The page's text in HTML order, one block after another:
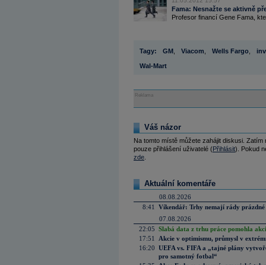
Fama: Nesnažte se aktivně
Profesor financí Gene Fama,
Tagy: GM Viacom Wells Fargo
Wal-Mart
Reklama
Váš názor
Na tomto místě můžete zahájit diskusi.
pouze přihlášení uživatelé (Přihlásit). Pokud
zde
Aktuální komentáře
08.08.2026
8:41
Víkendář: Trhy nemají rády prázdné
07.08.2026
22:05 Slabá data z trhu práce pomohla
17:51
Akcie v optimismu, průmysl v
16:20 UEFA vs. FIFA a „tajné plány
pro samotný fotbal“